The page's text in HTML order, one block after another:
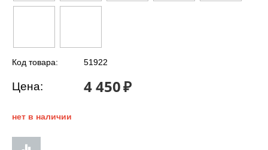
Код товара: 51922
Цена: 4 450₽
нет в наличии